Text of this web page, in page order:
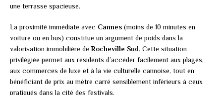
une terrasse spacieuse.
La proximité immédiate avec Cannes (moins de 10 minutes en
voiture ou en bus) constitue un argument de poids dans la
valorisation immobilière deRocheville Sud. Cette situation
privilégiée permet aux résidents d’accéder facilement aux plages,
aux commerces de luxe et à la vie culturelle cannoise, tout en
bénéficiant de prix au mètre carré sensiblement inférieurs à ceux
pratiqués dans la cité des festivals.